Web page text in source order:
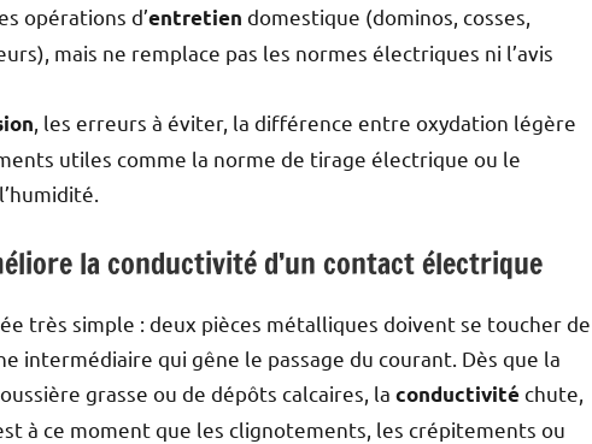
opérations d’entretien domestique (dominos, cosses,
mais ne remplace pas les normes électriques ni l’avis
, les erreurs à éviter, la différence entre oxydation légère
utiles comme la norme de tirage électrique ou le
la conductivité d’un contact électrique
très simple : deux pièces métalliques doivent se toucher de
intermédiaire qui gêne le passage du courant. Dès que la
grasse ou de dépôts calcaires, la conductivitéchute,
à ce moment que les clignotements, les crépitements ou